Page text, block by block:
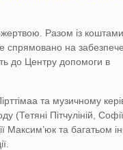
Разом із коштами
спрямовано на
до Центру допомоги в
та музичному
(Тетяні Пітчуліній, Софії
Максим’юк та багатьом